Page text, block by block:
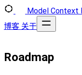
Model Context
博客 关于
Roadmap